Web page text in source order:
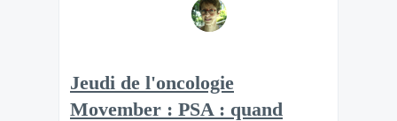
Jeudi de l'oncologie
Movember : PSA : quand